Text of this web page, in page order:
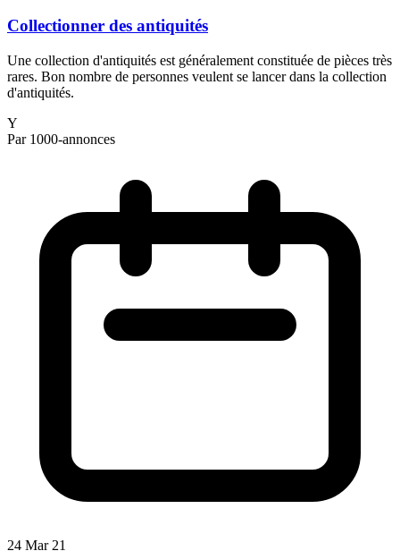
Collectionner des antiquités
Une collection d'antiquités est généralement constituée de pièces très
rares. Bon nombre de personnes veulent se lancer dans la collection
d'antiquités.
Y
Par 1000-annonces
24 Mar 21